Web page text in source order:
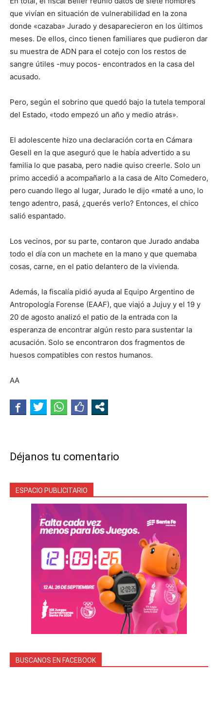
que vivían en situación de vulnerabilidad en la zona
donde «cazaba» Jurado y desaparecieron en los últimos
meses. De ellos, cinco tienen familiares que pudieron dar
su muestra de ADN para el cotejo con los restos de
sangre útiles -muy pocos- encontrados en la casa del
acusado.
Pero, según el sobrino que quedó bajo la tutela temporal
del Estado, «todo empezó un año y medio atrás».
El adolescente hizo una declaración corta en Cámara
Gesell en la que aseguró que le había advertido a su
familia lo que pasaba, pero nadie quiso creerle. Solo un
primo accedió a acompañarlo a la casa de Alto Comedero,
pero cuando llego al lugar, Jurado le dijo «maté a uno, lo
tengo adentro, pasá, ¿querés verlo? Entonces, el chico
salió espantado.
Los vecinos, por su parte, contaron que Jurado andaba
todo el día con un machete en la mano y que quemaba
cosas, carne, en el patio delantero de la vivienda.
Además, la fiscalía pidió ayuda al Equipo Argentino de
Antropología Forense (EAAF), que viajó a Jujuy y el 19 y
20 de agosto analizó el patio de la entrada con la
esperanza de encontrar algún resto para sustentar la
acusación. Solo se encontraron dos fragmentos de
huesos compatibles con restos humanos.
AA
Déjanos tu comentario
ESPACIO PUBLICITARIO
BUSCANOS EN FACEBOOK